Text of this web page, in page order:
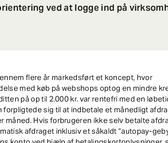
ved at logge ind på
flere år markedsført et koncept, hvor
med køb på webshops optog en mindre
på op til 2.000 kr. var rentefri med en
forpligtede sig til at indbetale et månedligt
måned. Hvis forbrugeren ikke selv betalte
afdraget inklusiv et såkaldt ”autopay-